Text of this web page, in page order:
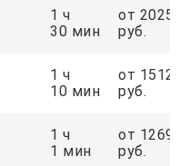
1 ч
30 мин
от 2025
руб.
1 ч
10 мин
от 1512
руб.
1 ч
1 мин
от 1269
руб.